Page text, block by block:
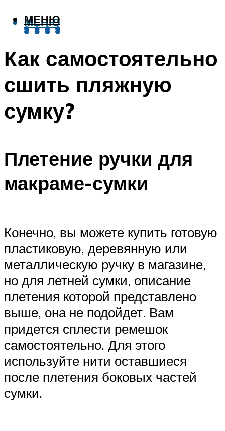
МЕНЮ
МЕНЮ
Как самостоятельно
сшить пляжную
сумку?
Плетение ручки для
макраме-сумки
Конечно, вы можете купить готовую
пластиковую, деревянную или
металлическую ручку в магазине,
но для летней сумки, описание
плетения которой представлено
выше, она не подойдет. Вам
придется сплести ремешок
самостоятельно. Для этого
используйте нити оставшиеся
после плетения боковых частей
сумки.